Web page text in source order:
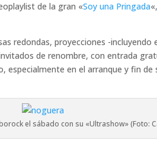
de la gran «Soy una Pringada
redondas, proyecciones -incluyendo
de renombre, con entrada
en el arranque y fin de
el sábado con su «Ultrashow» (Foto: